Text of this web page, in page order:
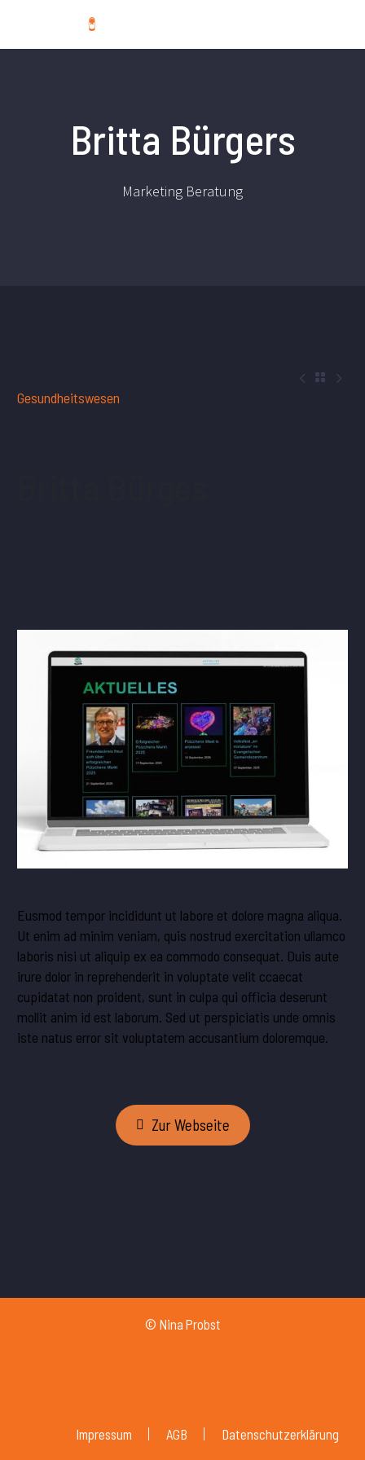
Britta Bürgers
Marketing Beratung
  
Gesundheitswesen
Eusmod tempor incididunt ut labore et dolore magna aliqua.
Ut enim ad minim veniam, quis nostrud exercitation ullamco
laboris nisi ut aliquip ex ea commodo consequat. Duis aute
irure dolor in reprehenderit in voluptate velit ccaecat
cupidatat non proident, sunt in culpa qui officia deserunt
mollit anim id est laborum. Sed ut perspiciatis unde omnis
iste natus error sit voluptatem accusantium doloremque.
 Zur Webseite
© Nina Probst
Impressum AGB Datenschutzerklärung